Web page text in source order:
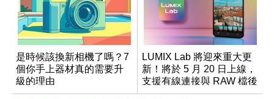
是時候該換新相機了嗎？7
個你手上器材真的需要升
級的理由
LUMIX Lab 將迎來重大更
新！將於 5 月 20 日上線，
支援有線連接與 RAW 檔後
製